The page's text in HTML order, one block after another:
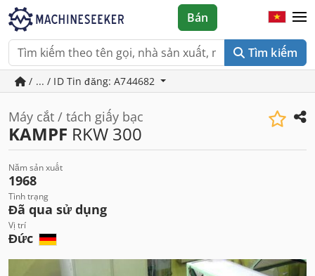
Tìm kiếm
Bán
/ ... / ID Tin đăng: A744682
Máy cắt / tách giấy bạc
KAMPF RKW 300
Năm sản xuất
1968
Tình trạng
Đã qua sử dụng
Vị trí
Đức